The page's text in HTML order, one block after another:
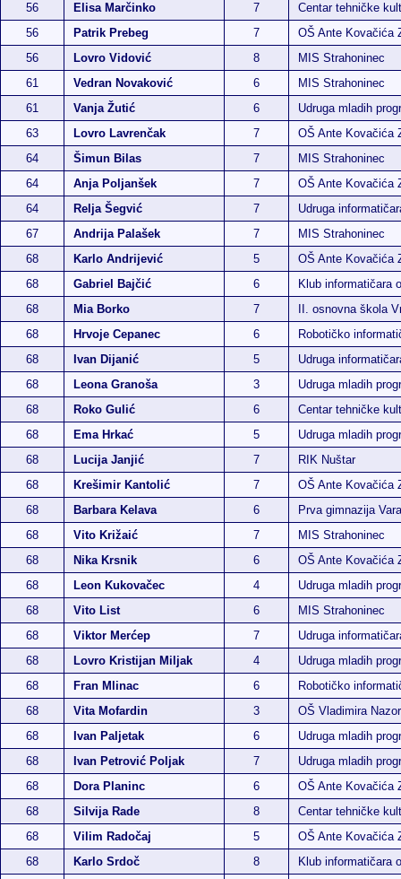
56
Elisa Marčinko 7
Centar tehničke
56
Patrik Prebeg 7
OŠ Ante Kovačića
56
Lovro Vidović 8
MIS Strahoninec
61
Vedran Novaković 6
MIS Strahoninec
61
Vanja Žutić 6
Udruga mladih
63
Lovro Lavrenčak 7
OŠ Ante Kovačića
64
Šimun Bilas 7
MIS Strahoninec
64
Anja Poljanšek 7
OŠ Ante Kovačića
64
Relja Šegvić 7
Udruga
67
Andrija Palašek 7
MIS Strahoninec
68
Karlo Andrijević 5
OŠ Ante Kovačića
68
Gabriel Bajčić 6
Klub informatičara
68
Mia Borko 7
II. osnovna škola
68
Hrvoje Cepanec 6
Robotičko
68
Ivan Dijanić 5
Udruga
68
Leona Granoša 3
Udruga mladih
68
Roko Gulić 6
Centar tehničke
68
Ema Hrkać 5
Udruga mladih
68
Lucija Janjić 7
RIK Nuštar
68
Krešimir Kantolić 7
OŠ Ante Kovačića
68
Barbara Kelava 6
Prva gimnazija
68
Vito Križaić 7
MIS Strahoninec
68
Nika Krsnik 6
OŠ Ante Kovačića
68
Leon Kukovačec 4
Udruga mladih
68
Vito List 6
MIS Strahoninec
68
Viktor Merćep 7
Udruga
68
Lovro Kristijan Miljak 4
Udruga mladih
68
Fran Mlinac 6
Robotičko
68
Vita Mofardin 3
OŠ Vladimira
68
Ivan Paljetak 6
Udruga mladih
68
Ivan Petrović Poljak 7
Udruga mladih
68
Dora Planinc 6
OŠ Ante Kovačića
68
Silvija Rade 8
Centar tehničke
68
Vilim Radočaj 5
OŠ Ante Kovačića
68
Karlo Srdoč 8
Klub informatičara